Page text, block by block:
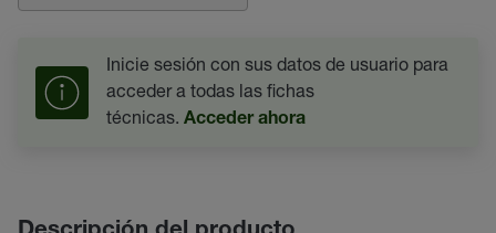
Inicie sesión con sus datos de usuario para
acceder a todas las fichas
técnicas. Acceder ahora